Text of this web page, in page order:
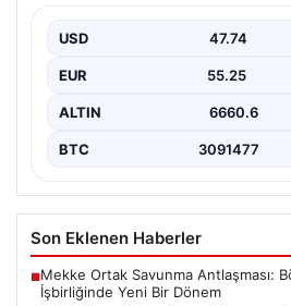
Bağışları ve Paranın Akibeti”,
dönemde…
USD 47.74
EUR 55.25
ALTIN 6660.6
BTC 3091477
Son Eklenen Haberler
■Mekke Ortak Savunma Antlaşması:
İşbirliğinde Yeni Bir Dönem